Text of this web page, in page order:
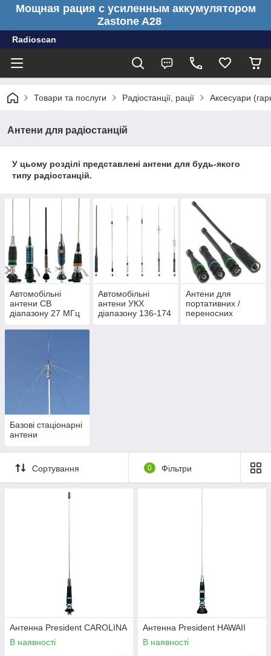
Мощная рация с усиленным аккумулятором
Zastone A28
Radioscan
Товари та послуги Радіостанції, рації Аксесуари
Антени для радіостанцій
У цьому розділі представлені антени для будь-якого
типу радіостанцій.
Автомобільні
антени CB
діапазону 27 МГц
далекобійників)
Автомобільні
антени УКХ
діапазону 136-174
Антени для
портативних /
переносних
Базові стаціонарні
антени
Сортування 0 Фільтри
Антенна President CAROLINA
В наявності
Антенна President HAWAII
В наявності